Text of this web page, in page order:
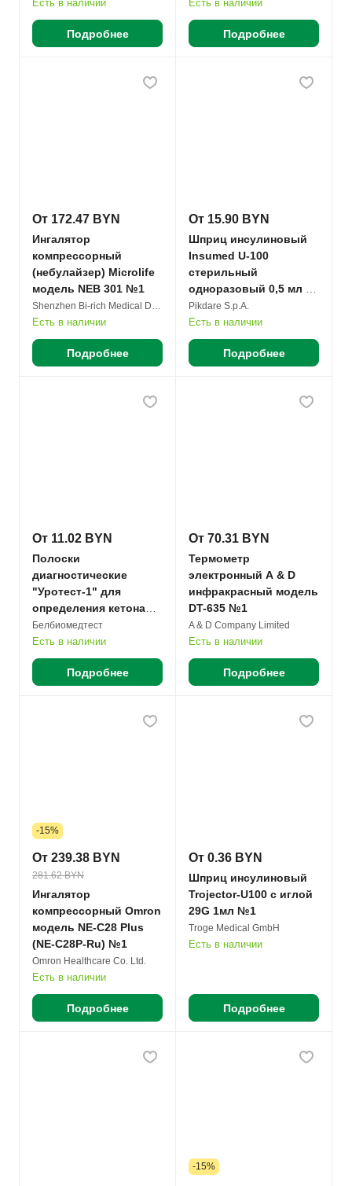
Есть в наличии
Подробнее
Есть в наличии
Подробнее
От 172.47 BYN
Ингалятор
компрессорный
(небулайзер) Microlife
модель NEB 301 №1
Shenzhen Bi-rich Medical Devices Co. Ltd.
Есть в наличии
Подробнее
От 15.90 BYN
Шприц инсулиновый
Insumed U-100
стерильный
одноразовый 0,5 мл с
иглой 30G 8мм №30
Pikdare S.p.A.
Есть в наличии
Подробнее
От 11.02 BYN
Полоски
диагностические
"Уротест-1" для
определения кетона
пенал №25
Белбиомедтест
Есть в наличии
Подробнее
От 70.31 BYN
Термометр
электронный A & D
инфракрасный модель
DT-635 №1
A & D Company Limited
Есть в наличии
Подробнее
-15%
От 239.38 BYN
281.62 BYN
Ингалятор
компрессорный Omron
модель NE-C28 Plus
(NE-C28P-Ru) №1
Omron Healthcare Co. Ltd.
Есть в наличии
Подробнее
От 0.36 BYN
Шприц инсулиновый
Trojector-U100 с иглой
29G 1мл №1
Troge Medical GmbH
Есть в наличии
Подробнее
-15%